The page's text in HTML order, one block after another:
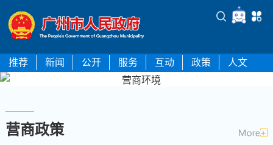
推荐 新闻 公开 服务 互动 政策 人文
营商政策